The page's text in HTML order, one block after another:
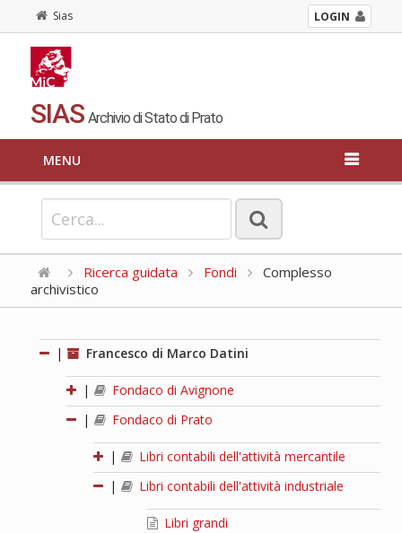
Sias LOGIN
SIAS Archivio di Stato di Prato
MENU
Ricerca guidata Fondi
Complesso
archivistico
| Francesco di Marco Datini
|
Fondaco di Avignone
|
Fondaco di Prato
|
Libri contabili dell'attività mercantile
|
Libri contabili dell'attività industriale
Libri grandi